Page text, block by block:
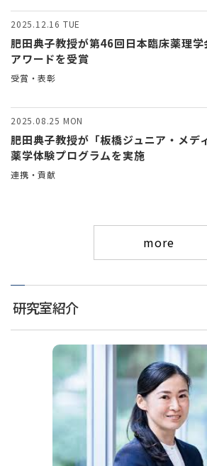
2025.12.16 TUE
肥田典子教授が第46回日本臨床薬理
アワードを受賞
受賞・表彰
2025.08.25 MON
肥田典子教授が「板橋ジュニア・メデ
薬学体験プログラムを実施
連携・貢献
more
研究室紹介